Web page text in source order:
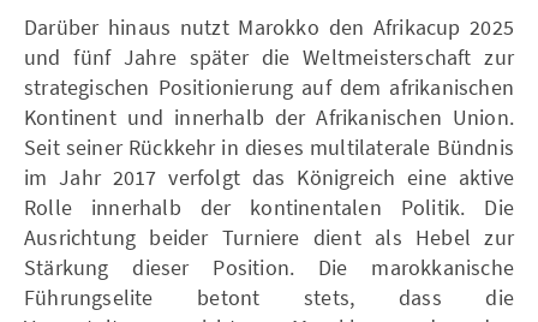
Darüber hinaus nutzt Marokko den Afrikacup 2025
und fünf Jahre später die Weltmeisterschaft zur
strategischen Positionierung auf dem afrikanischen
Kontinent und innerhalb der Afrikanischen Union.
Seit seiner Rückkehr in dieses multilaterale Bündnis
im Jahr 2017 verfolgt das Königreich eine aktive
Rolle innerhalb der kontinentalen Politik. Die
Ausrichtung beider Turniere dient als Hebel zur
Stärkung dieser Position. Die marokkanische
Führungselite betont stets, dass die